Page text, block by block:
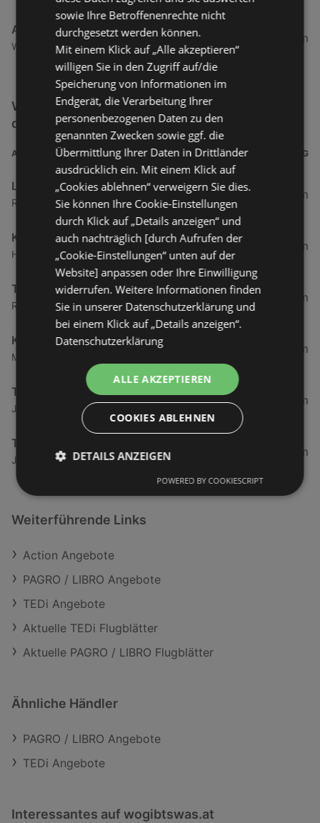
Action
Weidach 12, 6330 Kufstein
192,6 km
Weitere Schnäppchen & Restposten Filialen in
der Nähe
ADRESSE ENTFERNUNG
LIBRO
Rheinstraße 99b, top 5, 6971 Hard
6,28 km
KiK
Harder Straße 54, 6923 Lauterach
9,59 km
TEDi
Rheinstraße 14, 6900 Bregenz
10,51 km
KiK
Mariahilfstraße 2, 6900 Bregenz
10,77 km
TEDi
Johann-Georg-Ulmer-Straße 2, 6850 Dornbirn
11,78 km
Takko Fashion
Johann-Georg-Ulmer-Straße 3, 6850 Dornbirn
11,8 km
Weiterführende Links
Action Angebote
PAGRO / LIBRO Angebote
TEDi Angebote
Aktuelle TEDi Flugblätter
Aktuelle PAGRO / LIBRO Flugblätter
Ähnliche Händler
PAGRO / LIBRO Angebote
TEDi Angebote
Interessantes auf wogibtswas.at
sowie Ihre Betroffenenrechte nicht
durchgesetzt werden können.
Mit einem Klick auf „Alle akzeptieren“
willigen Sie in den Zugriff auf/die
Speicherung von Informationen im
Endgerät, die Verarbeitung Ihrer
personenbezogenen Daten zu den
genannten Zwecken sowie ggf. die
Übermittlung Ihrer Daten in Drittländer
ausdrücklich ein. Mit einem Klick auf
„Cookies ablehnen“ verweigern Sie dies.
Sie können Ihre Cookie-Einstellungen
durch Klick auf „Details anzeigen“ und
auch nachträglich [durch Aufrufen der
„Cookie-Einstellungen“ unten auf der
Website] anpassen oder Ihre Einwilligung
widerrufen. Weitere Informationen finden
Sie in unserer Datenschutzerklärung und
bei einem Klick auf „Details anzeigen“.
Datenschutzerklärung
ALLE AKZEPTIEREN
COOKIES ABLEHNEN
DETAILS ANZEIGEN
POWERED BY COOKIESCRIPT